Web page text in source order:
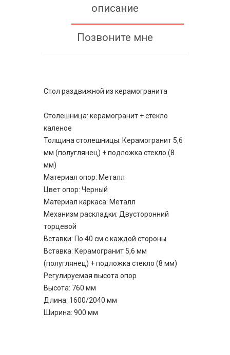
описание
Позвоните мне
Стол раздвижной из керамогранита
Столешница: керамогранит + стекло
каленое
Толщина столешницы: Керамогранит 5,6
мм (полуглянец) + подложка стекло (8
мм)
Материал опор: Металл
Цвет опор: Черный
Материал каркаса: Металл
Механизм раскладки: Двусторонний
торцевой
Вставки: По 40 см с каждой стороны
Вставка: Керамогранит 5,6 мм
(полуглянец) + подложка стекло (8 мм)
Регулируемая высота опор
Высота: 760 мм
Длина: 1600/2040 мм
Ширина: 900 мм